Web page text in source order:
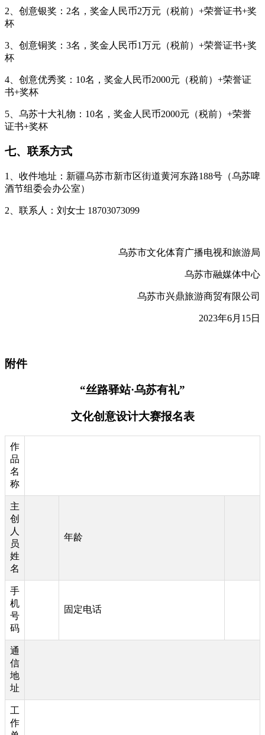
2、创意银奖：2名，奖金人民币2万元（税前）+荣誉证书+奖
杯
3、创意铜奖：3名，奖金人民币1万元（税前）+荣誉证书+奖
杯
4、创意优秀奖：10名，奖金人民币2000元（税前）+荣誉证
书+奖杯
5、乌苏十大礼物：10名，奖金人民币2000元（税前）+荣誉
证书+奖杯
七、联系方式
1、收件地址：新疆乌苏市新市区街道黄河东路188号（乌苏啤
酒节组委会办公室）
2、联系人：刘女士 18703073099
乌苏市文化体育广播电视和旅游局
乌苏市融媒体中心
乌苏市兴鼎旅游商贸有限公司
2023年6月15日
附件
“丝路驿站·乌苏有礼”
文化创意设计大赛报名表
作
品
名
称
主
创
人
员
姓
名
年龄
手
机
号
码
固定电话
通
信
地
址
工
作